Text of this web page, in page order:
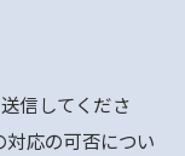
信してくださ
応の可否につい